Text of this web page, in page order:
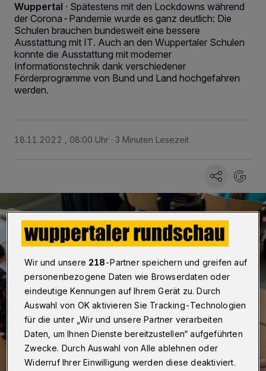
Wuppertal · Spätestens mit den Lockdowns während
der Corona-Pandemie wurde es ganz deutlich: Die
Schulen brauchen bundesweit eine bessere
Ausstattung mit IT. Auch an den Wuppertaler Schulen
konnte die Ausstattung mit moderner
Informationstechnik dank verschiedener
Förderprogramme von Bund und Land hochgefahren
werden.
18.11.2022 , 08:00 Uhr 3 Minuten Lesezeit
Wir und unsere 218-Partner speichern und greifen auf
personenbezogene Daten wie Browserdaten oder
eindeutige Kennungen auf Ihrem Gerät zu. Durch
Auswahl von OK aktivieren Sie Tracking-Technologien
für die unter „Wir und unsere Partner verarbeiten
Daten, um Ihnen Dienste bereitzustellen“ aufgeführten
Zwecke. Durch Auswahl von Alle ablehnen oder
Widerruf Ihrer Einwilligung werden diese deaktiviert.